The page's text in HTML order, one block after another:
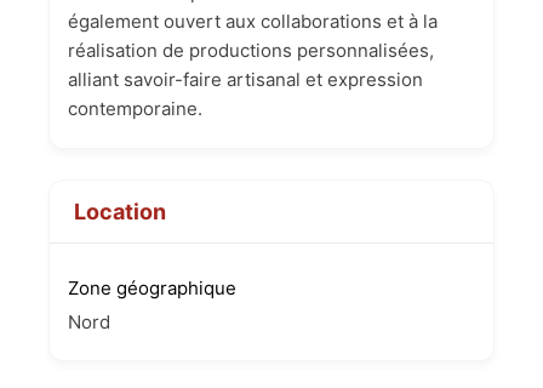
également ouvert aux collaborations et à la
réalisation de productions personnalisées,
alliant savoir-faire artisanal et expression
contemporaine.
Location
Zone géographique
Nord